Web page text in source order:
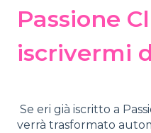
Passione
iscrivermi
Se eri già iscritto a
verrà trasformato